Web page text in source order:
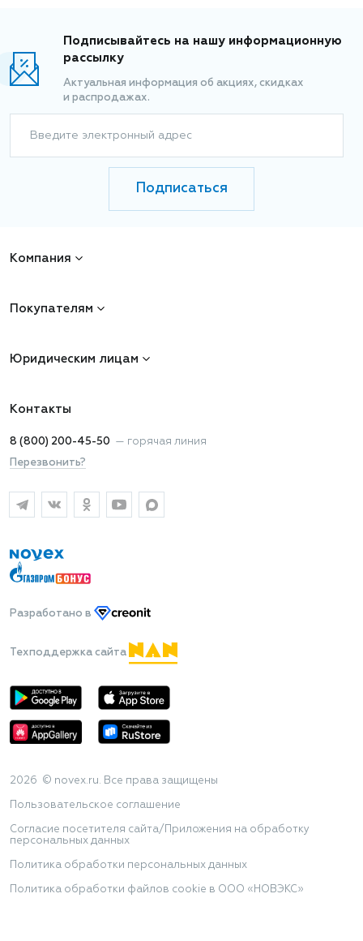
Подписывайтесь на нашу информационную
рассылку
Актуальная информация об акциях, скидках
и распродажах.
Введите электронный адрес
Подписаться
Компания
Покупателям
Юридическим лицам
Контакты
8 (800) 200-45-50 — горячая линия
Перезвонить?
Разработано в
Техподдержка сайта
2026 © novex.ru. Все права защищены
Пользовательское соглашение
Согласие посетителя сайта/Приложения на обработку
персональных данных
Политика обработки персональных данных
Политика обработки файлов cookie в ООО «НОВЭКС»